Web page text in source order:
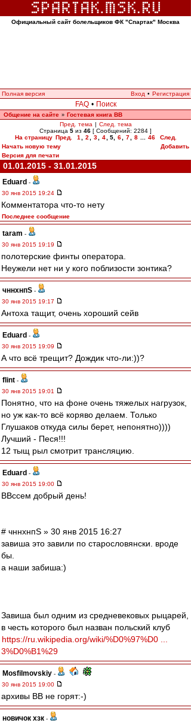
Официальный сайт болельщиков ФК "Спартак" Москва
Полная версия Вход • Регистрация
FAQ • Поиск
Общение на сайте » Гостевая книга ВВ
Пред. тема | След. тема
Страница 5 из 46 [ Сообщений: 2284 ]
На страницу Пред. 1 2 3 4 5, 6 7 8 46
След.
Начать новую тему
Добавить
Версия для печати
01.01.2015 - 31.01.2015
Eduard -
30 янв 2015 19:24
Комментатора что-то нету
Последнее сообщение
taram -
30 янв 2015 19:19
полотерские финты оператора.
Неужели нет ни у кого поблизости зонтика?
чннхнпS -
30 янв 2015 19:17
Антоха тащит, очень хороший сейв
Eduard -
30 янв 2015 19:09
А что всё трещит? Дождик что-ли:))?
flint -
30 янв 2015 19:01
Понятно, что на фоне очень тяжелых нагрузок,
но уж как-то всё коряво делаем. Только
Глушаков откуда силы берет, непонятно))))
Лучший - Песя!!!
12 тыщ рыл смотрит трансляцию.
Eduard -
30 янв 2015 19:00
ВВссем добрый день!
# чннхнпS » 30 янв 2015 16:27
завиша это завили по старословянски. вроде
бы.
а наши забиша:)
Завиша был одним из средневековых рыцарей,
в честь которого был назван польский клуб
https://ru.wikipedia.org/wiki/%D0%97%D0 ...
3%D0%B1%29
Mosfilmovskiy -
30 янв 2015 19:00
архивы ВВ не горят:-)
новичок хзк -